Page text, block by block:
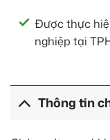
Được thực
nghiệp tại
Thông tin